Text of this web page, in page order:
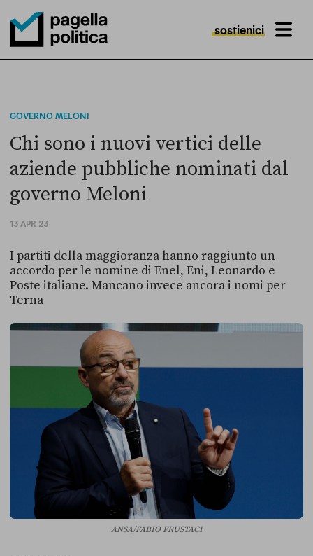
Pagella Politica Logo
sostienici MENU
GOVERNO MELONI
Chi sono i nuovi vertici delle
aziende pubbliche nominati dal
governo Meloni
13 APR 23
I partiti della maggioranza hanno raggiunto un
accordo per le nomine di Enel, Eni, Leonardo e
Poste italiane. Mancano invece ancora i nomi per
Terna
ANSA/FABIO FRUSTACI